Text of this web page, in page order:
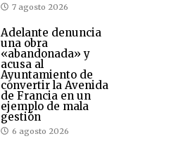
7 agosto 2026
Adelante denuncia
una obra
«abandonada» y
acusa al
Ayuntamiento de
convertir la Avenida
de Francia en un
ejemplo de mala
gestión
6 agosto 2026